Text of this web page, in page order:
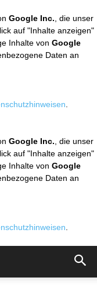
Google Inc. , die unser
auf "Inhalte anzeigen"
Inhalte von Google
Daten an
Google Inc. , die unser
auf "Inhalte anzeigen"
Inhalte von Google
Daten an